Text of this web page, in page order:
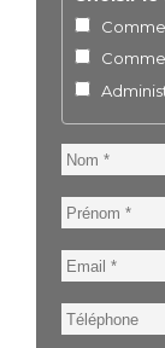
Nom
Prénom
Email
Téléphone